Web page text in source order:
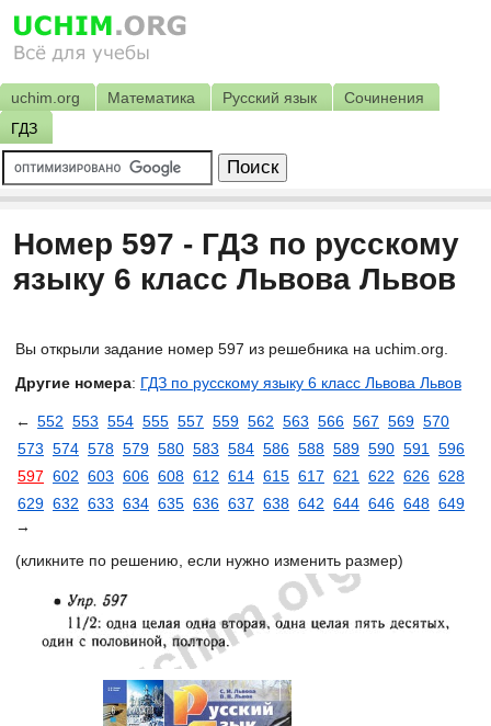
uchim.org Математика Русский язык
Сочинения
ГДЗ
Номер 597 - ГДЗ по русскому
языку 6 класс Львова Львов
Вы открыли задание номер 597 из решебника на uchim.org.
Другие номера: ГДЗ по русскому языку 6 класс Львова Львов
← 552 553 554 555 557 559 562 563 566 567 569 570
573 574 578 579 580 583 584 586 588 589 590 591
596
597 602 603 606 608 612 614 615 617 621 622 626 628
629 632 633 634 635 636 637 638 642 644 646 648 649
→
(кликните по решению, если нужно изменить размер)